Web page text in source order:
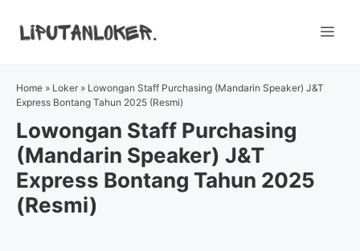
Home » Loker » Lowongan Staff Purchasing (Mandarin Speaker) J&T
Express Bontang Tahun 2025 (Resmi)
Lowongan Staff Purchasing
(Mandarin Speaker) J&T
Express Bontang Tahun 2025
(Resmi)